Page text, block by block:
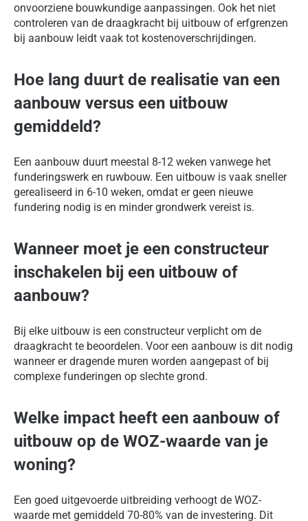
onvoorziene bouwkundige aanpassingen. Ook het niet
controleren van de draagkracht bij uitbouw of erfgrenzen
bij aanbouw leidt vaak tot kostenoverschrijdingen.
Hoe lang duurt de realisatie van een
aanbouw versus een uitbouw
gemiddeld?
Een aanbouw duurt meestal 8-12 weken vanwege het
funderingswerk en ruwbouw. Een uitbouw is vaak sneller
gerealiseerd in 6-10 weken, omdat er geen nieuwe
fundering nodig is en minder grondwerk vereist is.
Wanneer moet je een constructeur
inschakelen bij een uitbouw of
aanbouw?
Bij elke uitbouw is een constructeur verplicht om de
draagkracht te beoordelen. Voor een aanbouw is dit nodig
wanneer er dragende muren worden aangepast of bij
complexe funderingen op slechte grond.
Welke impact heeft een aanbouw of
uitbouw op de WOZ-waarde van je
woning?
Een goed uitgevoerde uitbreiding verhoogt de WOZ-
waarde met gemiddeld 70-80% van de investering. Dit